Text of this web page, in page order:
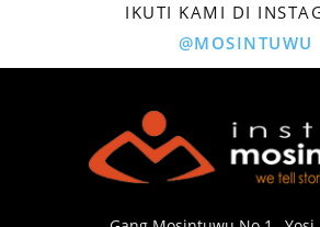
IKUTI KAMI DI
@MOSINTUWU